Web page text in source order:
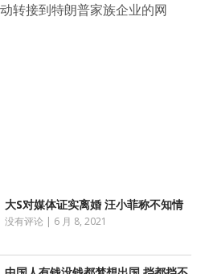
转接到特朗普家族企业的网
大S对媒体证实离婚 汪小菲称不知情
没有评论 | 6 月 8, 2021